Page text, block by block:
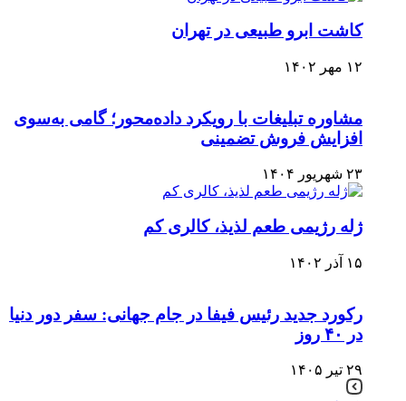
کاشت ابرو طبیعی در تهران
۱۲ مهر ۱۴۰۲
مشاوره تبلیغات با رویکرد داده‌محور؛ گامی به‌سوی
افزایش فروش تضمینی
۲۳ شهریور ۱۴۰۴
ژله رژیمی طعم لذیذ، کالری کم
۱۵ آذر ۱۴۰۲
رکورد جدید رئیس فیفا در جام جهانی: سفر دور دنیا
در ۴۰ روز
۲۹ تیر ۱۴۰۵